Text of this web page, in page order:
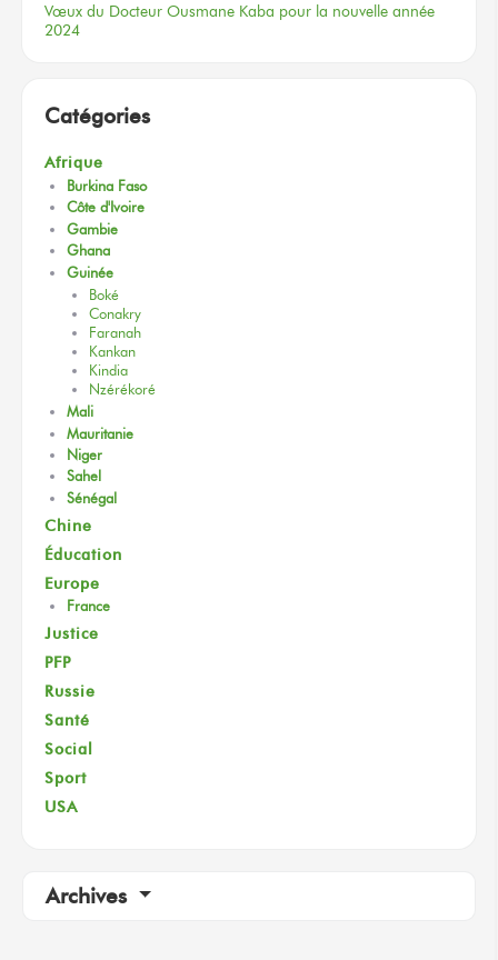
Vœux du Docteur Ousmane Kaba pour la nouvelle année
2024
Catégories
Afrique
Burkina Faso
Côte d'Ivoire
Gambie
Ghana
Guinée
Boké
Conakry
Faranah
Kankan
Kindia
Nzérékoré
Mali
Mauritanie
Niger
Sahel
Sénégal
Chine
Éducation
Europe
France
Justice
PFP
Russie
Santé
Social
Sport
USA
Archives